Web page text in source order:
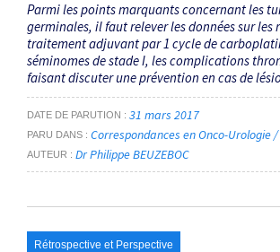
Parmi les points marquants concernant les
germinales, il faut relever les données sur les
traitement adjuvant par 1 cycle de
séminomes de stade I, les complications
faisant discuter une prévention en cas de
DATE DE PARUTION 31 mars 2017
PARU DANS Correspondances en Onco-Urologie
AUTEUR Dr Philippe BEUZEBOC
Rétrospective et Perspective